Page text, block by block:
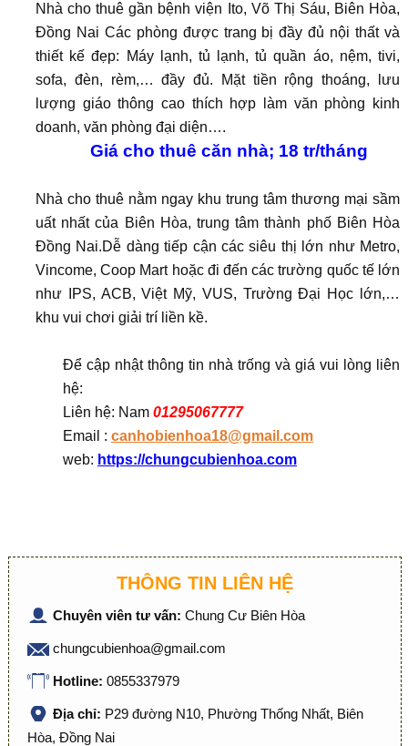
Nhà cho thuê gần bệnh viện Ito, Võ Thị Sáu, Biên Hòa,
Đồng Nai Các phòng được trang bị đầy đủ nội thất và
thiết kế đẹp: Máy lạnh, tủ lạnh, tủ quần áo, nệm, tivi,
sofa, đèn, rèm,… đầy đủ. Mặt tiền rộng thoáng, lưu
lượng giáo thông cao thích hợp làm văn phòng kinh
doanh, văn phòng đại diện….
Giá cho thuê căn nhà; 18 tr/tháng
Nhà cho thuê nằm ngay khu trung tâm thương mại sầm
uất nhất của Biên Hòa, trung tâm thành phố Biên Hòa
Đồng Nai.Dễ dàng tiếp cận các siêu thị lớn như Metro,
Vincome, Coop Mart hoặc đi đến các trường quốc tế lớn
như IPS, ACB, Việt Mỹ, VUS, Trường Đại Học lớn,…
khu vui chơi giải trí liền kề.
Để cập nhật thông tin nhà trống và giá vui lòng liên
hệ:
Liên hệ: Nam 01295067777
Email : canhobienhoa18@gmail.com
web: https://chungcubienhoa.com
THÔNG TIN LIÊN HỆ
Chuyên viên tư vấn: Chung Cư Biên Hòa
chungcubienhoa@gmail.com
Hotline: 0855337979
Địa chỉ: P29 đường N10, Phường Thống Nhất, Biên
Hòa, Đồng Nai